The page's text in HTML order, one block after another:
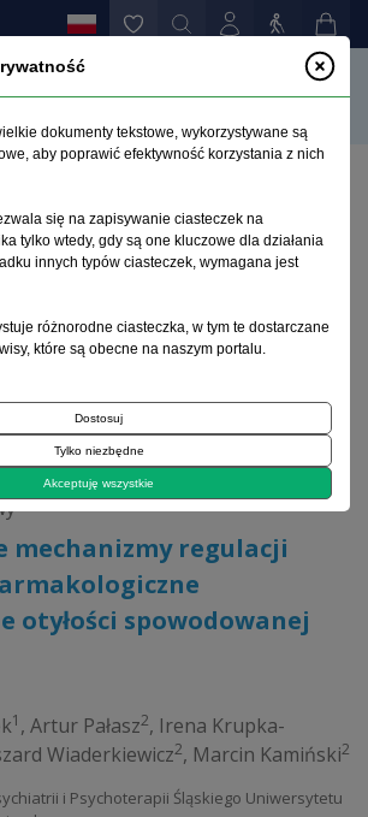
regulacji łaknienia i
zapobieganie otyłości
zeszyt 1
mechanizmy regulacji
otyłości spowodowanej
1 , Artur Pałasz2, Irena Krupka-
Wiaderkiewicz2, Marcin Kamiński2
i Psychoterapii Śląskiego Uniwersytetu
dokumenty tekstowe, wykorzystywane są
aby poprawić efektywność korzystania z nich
się na zapisywanie ciasteczek na
tylko wtedy, gdy są one kluczowe dla działania
innych typów ciasteczek, wymagana jest
różnorodne ciasteczka, w tym te dostarczane
które są obecne na naszym portalu.
Dostosuj
Tylko niezbędne
Akceptuję wszystkie